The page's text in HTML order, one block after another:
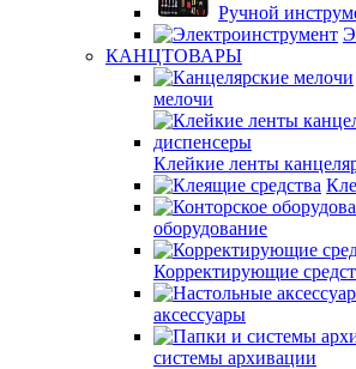
Ручной
КАНЦТОВАРЫ
мелочи
Клейкие ленты
оборудование
Корректирующие
аксессуары
системы архивации